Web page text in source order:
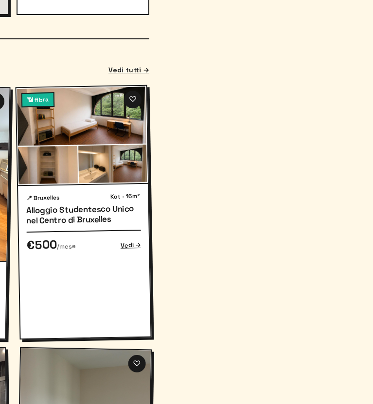
Vedi tutti →
📶 fibra ♡
📍 Bruxelles Kot · 16m²
Alloggio Studentesco Unico
nel Centro di Bruxelles
€500/mese Vedi →
♡